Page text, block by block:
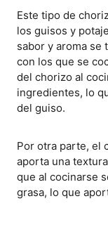
Este tipo de
los guisos y
sabor y aroma se
con los que se
del chorizo al
ingredientes, lo
del guiso.
Por otra parte, el
aporta una
que al cocinarse
grasa, lo que